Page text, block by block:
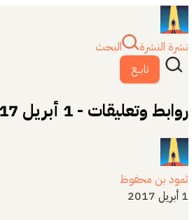
نشرة النشرة
البحث
تابــع
روابط وتعليقات - 1 أبريل 2017
ثمود بن محفوظ
1 أبريل 2017